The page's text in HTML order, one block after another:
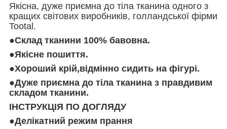
Якісна, дуже приємна до тіла тканина одного з
кращих світових виробників, голландської фірми
Tootal.
●Склад тканини 100% бавовна.
●Якісне пошиття.
●Хороший крій,відмінно сидить на фігурі.
●Дуже приємна до тіла тканина з правдивим
складом тканини.
ІНСТРУКЦІЯ ПО ДОГЛЯДУ
●Делікатний режим прання